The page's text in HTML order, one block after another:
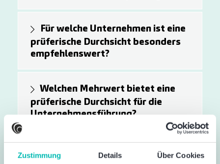
Zustimmung Details Über Cookies
Für welche Unternehmen ist eine
prüferische Durchsicht besonders
empfehlenswert?
Welchen Mehrwert bietet eine
prüferische Durchsicht für die
Unternehmensführung?